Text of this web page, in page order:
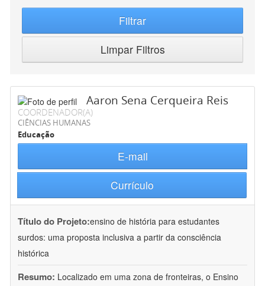
Filtrar
Limpar Filtros
Aaron Sena Cerqueira Reis
COORDENADOR(A)
CIÊNCIAS HUMANAS
Educação
E-mail
Currículo
Título do Projeto:ensino de história para estudantes
surdos: uma proposta inclusiva a partir da consciência
histórica
Resumo: Localizado em uma zona de fronteiras, o Ensino